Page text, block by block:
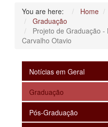
You are here: Home
Graduação
Projeto de Graduação -
Carvalho Otavio
Notícias em Geral
Graduação
Pós-Graduação